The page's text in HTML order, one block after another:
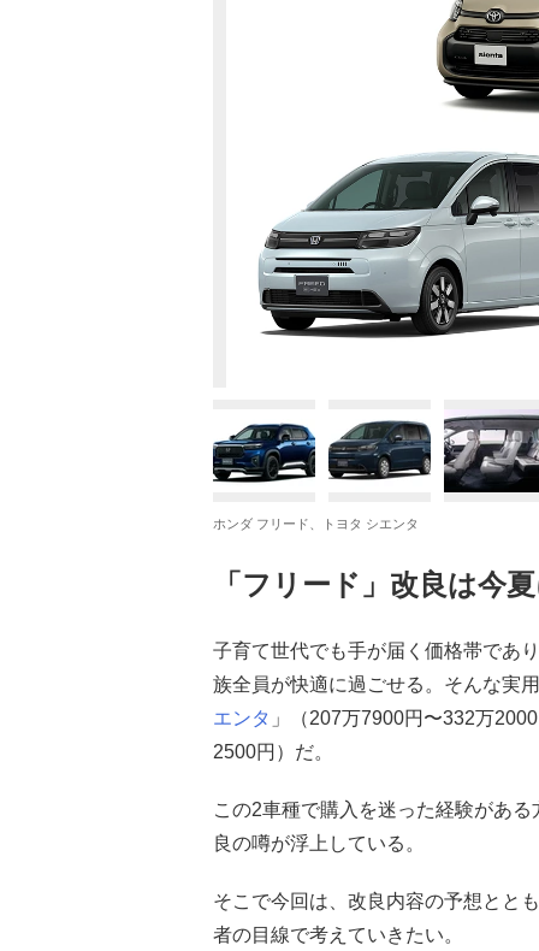
ホンダ フリード、トヨタ シエンタ
「フリード」改良は今
子育て世代でも手が届く価格帯であ
族全員が快適に過ごせる。そんな実
エンタ 」（207万7900円〜332万
2500円）だ。
この2車種で購入を迷った経験があ
良の噂が浮上している。
そこで今回は、改良内容の予想とと
者の目線で考えていきたい。